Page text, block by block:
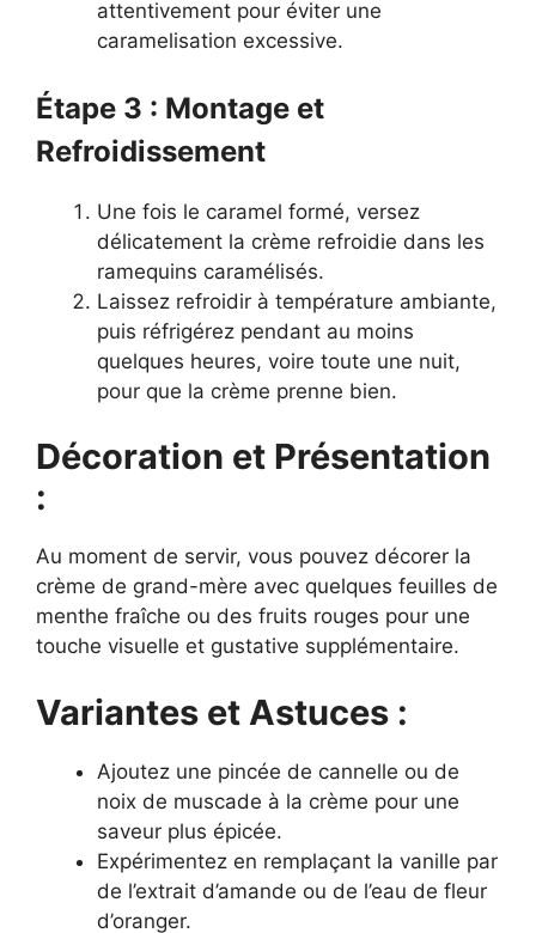
attentivement pour éviter une
caramelisation excessive.
Étape 3 : Montage et
Refroidissement
Une fois le caramel formé, versez
délicatement la crème refroidie dans les
ramequins caramélisés.
Laissez refroidir à température ambiante,
puis réfrigérez pendant au moins
quelques heures, voire toute une nuit,
pour que la crème prenne bien.
Décoration et Présentation
:
Au moment de servir, vous pouvez décorer la
crème de grand-mère avec quelques feuilles de
menthe fraîche ou des fruits rouges pour une
touche visuelle et gustative supplémentaire.
Variantes et Astuces :
Ajoutez une pincée de cannelle ou de
noix de muscade à la crème pour une
saveur plus épicée.
Expérimentez en remplaçant la vanille par
de l’extrait d’amande ou de l’eau de fleur
d’oranger.